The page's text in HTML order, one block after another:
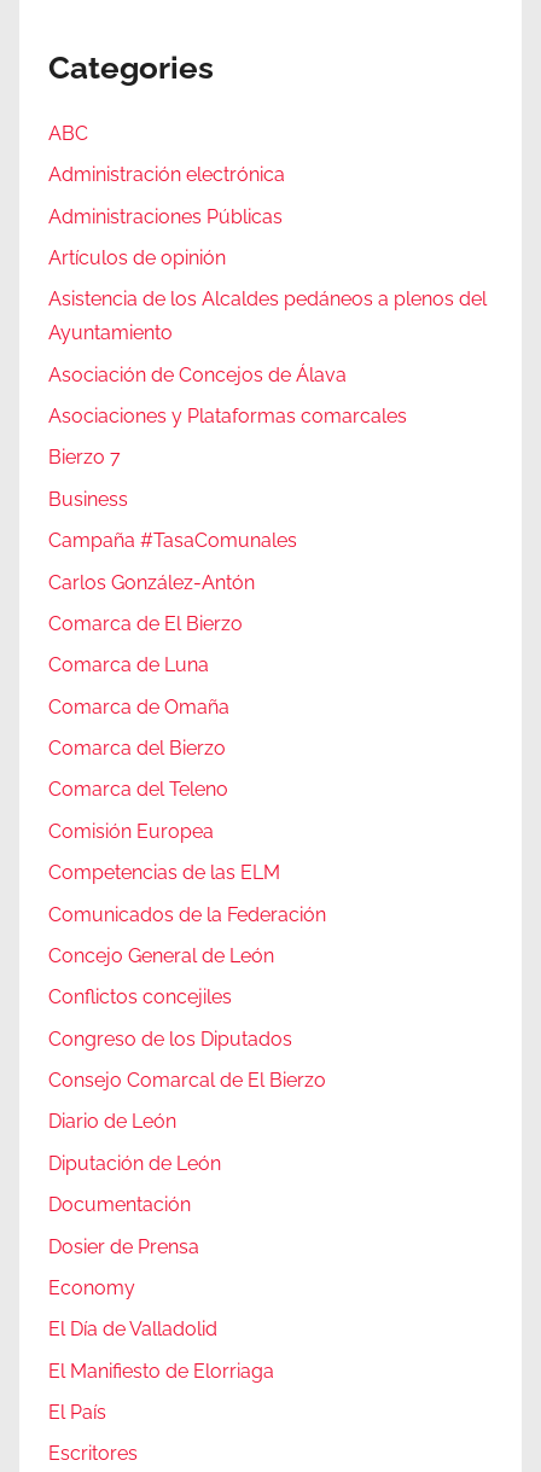
Categories
ABC
Administración electrónica
Administraciones Públicas
Artículos de opinión
Asistencia de los Alcaldes pedáneos a plenos del
Ayuntamiento
Asociación de Concejos de Álava
Asociaciones y Plataformas comarcales
Bierzo 7
Business
Campaña #TasaComunales
Carlos González-Antón
Comarca de El Bierzo
Comarca de Luna
Comarca de Omaña
Comarca del Bierzo
Comarca del Teleno
Comisión Europea
Competencias de las ELM
Comunicados de la Federación
Concejo General de León
Conflictos concejiles
Congreso de los Diputados
Consejo Comarcal de El Bierzo
Diario de León
Diputación de León
Documentación
Dosier de Prensa
Economy
El Día de Valladolid
El Manifiesto de Elorriaga
El País
Escritores